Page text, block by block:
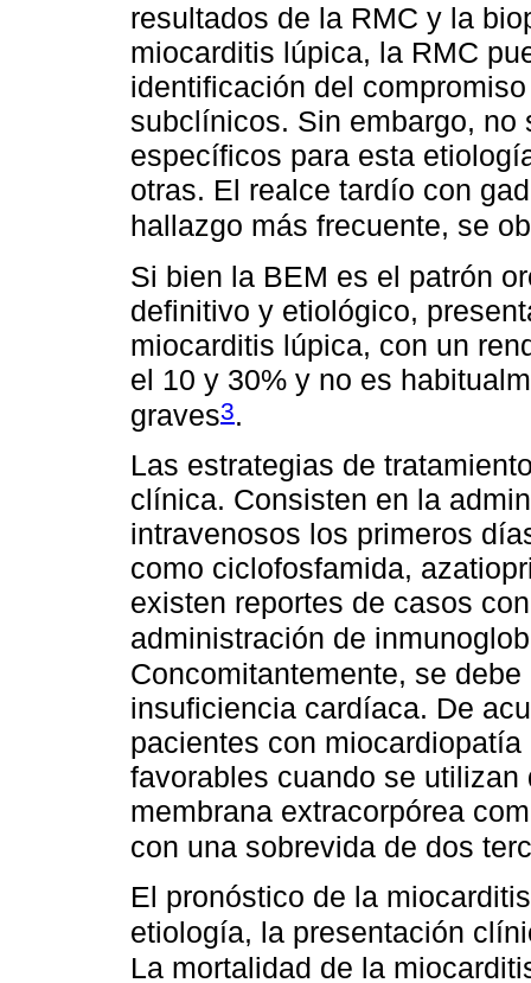
resultados de la RMC y la
miocarditis lúpica, la RMC
identificación del
subclínicos. Sin embargo, no
específicos para esta
otras. El realce tardío con
hallazgo más frecuente, se
Si bien la BEM es el patrón
definitivo y etiológico,
miocarditis lúpica, con un
el 10 y 30% y no es
graves3.
Las estrategias de
clínica. Consisten en la
intravenosos los primeros
como ciclofosfamida,
existen reportes de casos
administración de
Concomitantemente, se
insuficiencia cardíaca. De
pacientes con
favorables cuando se
membrana extracorpórea
con una sobrevida de dos
El pronóstico de la
etiología, la presentación
La mortalidad de la